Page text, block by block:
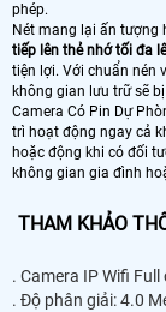
phép.
Nét mang lại ấn tượng
tiếp lên thẻ nhớ tối đa
tiện lợi. Với chuẩn nén
không gian lưu trữ sẽ
Camera Có Pin Dự
trì hoạt động ngay cả
hoặc động khi có đối
không gian gia đình
THAM KHẢO
. Camera IP Wifi
. Độ phân giải: 4.0